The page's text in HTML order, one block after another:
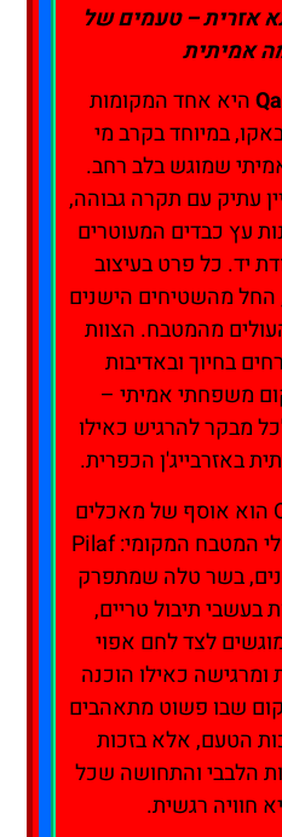
אזרית – טעמים של
אמיתית
היא אחד המקומות
במיוחד בקרב מי
שמוגש בלב רחב.
עתיק עם תקרה גבוהה,
עץ כבדים המעוטרים
יד. כל פרט בעיצוב
מהשטיחים הישנים
מהמטבח. הצוות
בחיוך ובאדיבות
משפחתי אמיתי –
מבקר להרגיש כאילו
באזרבייג'ן הכפרית.
התפריט של Qaynana הוא אוסף של מאכלים
מסורתיים שהפכו לסמלי המטבח המקומי: Pilaf
בשר טלה שמתפרק
בעשבי תיבול טריים,
לצד לחם אפוי
כאילו הוכנה
שבו פשוט מתאהבים
הטעם, אלא בזכות
הלבבי והתחושה שכל
חוויה רגשית.